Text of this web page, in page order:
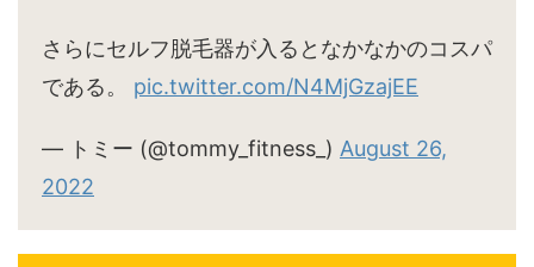
さらにセルフ脱毛器が入るとなかなかのコスパ
である。 pic.twitter.com/N4MjGzajEE
— トミー (@tommy_fitness_) August 26,
2022